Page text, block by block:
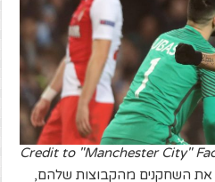
Credit to "Manchester City"
את השחקנים מהקבוצות שלהם,